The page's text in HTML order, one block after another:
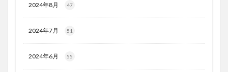
2024年8月 47
2024年7月 51
2024年6月 55